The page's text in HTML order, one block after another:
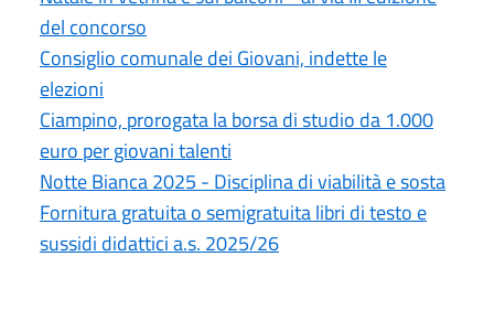
del concorso
Consiglio comunale dei Giovani, indette le
elezioni
Ciampino, prorogata la borsa di studio da 1.000
euro per giovani talenti
Notte Bianca 2025 - Disciplina di viabilità e sosta
Fornitura gratuita o semigratuita libri di testo e
sussidi didattici a.s. 2025/26